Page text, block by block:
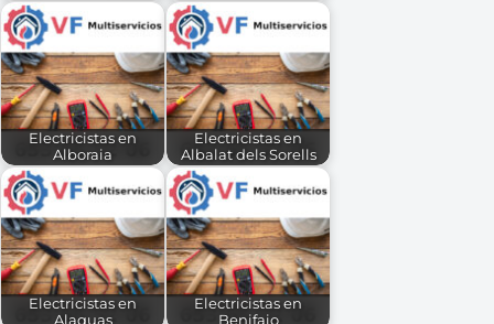
Electricistas en
Alboraia
Electricistas en
Albalat dels Sorells
Electricistas en
Alaquas
Electricistas en
Benifaio